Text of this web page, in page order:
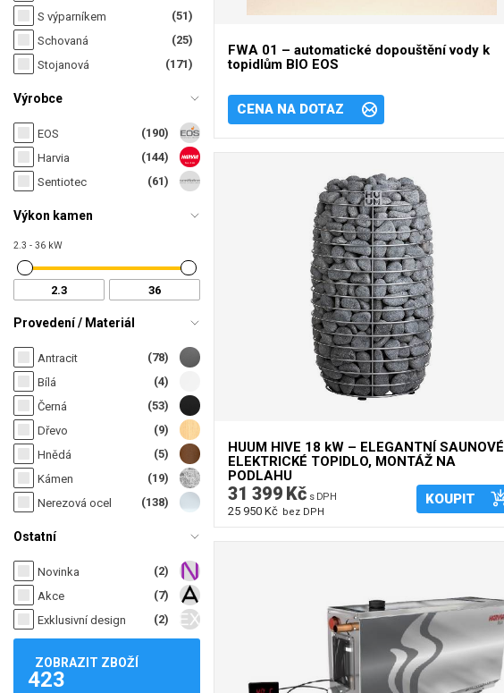
(51)
S výparníkem
(25)
Schovaná
(171)
Stojanová
Výrobce
(190)
EOS
(144)
Harvia
(61)
Sentiotec
Výkon kamen
2.3 - 36 kW
Provedení / Materiál
(78)
Antracit
(4)
Bílá
(53)
Černá
(9)
Dřevo
(5)
Hnědá
(19)
Kámen
(138)
Nerezová ocel
Ostatní
(2)
Novinka
(7)
Akce
(2)
Exklusivní design
ZOBRAZIT ZBOŽÍ
423
FWA 01 – automatické dopouštění vody k
topidlům BIO EOS
CENA NA DOTAZ
HUUM HIVE 18 kW – ELEGANTNÍ SAUNOVÉ
ELEKTRICKÉ TOPIDLO, MONTÁŽ NA
PODLAHU
31 399 Kč s DPH
25 950 Kč bez DPH
KOUPIT